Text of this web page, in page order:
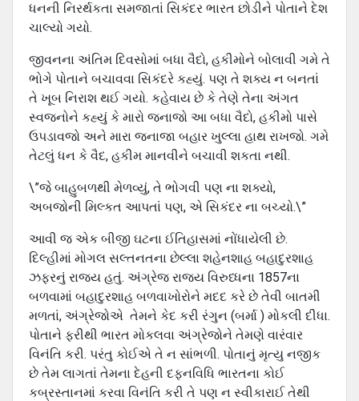
ધનની નિરર્થકતા સમજાતાં સિકંદર ભારત છોડીને પોતાને દેશ
ચાલ્યો ગયો.
જીવનના અંતિમ દિવસોમાં બધા વૈદો, હકીમોને બોલાવી ગમે તે
ભોગે પોતાને બચાવવા સિકંદરે કહ્યું. પણ તે શક્ય ન બનતાં
તે ખૂબ નિરાશ થઈ ગયો. કહેવાય છે કે તેણે તેના અંગત
સ્વજનોને કહ્યું કે મારો જનાજો આ બધા વૈદો, હકીમો પાસે
ઉપડાવજો અને મારા જનાજા બહાર ખુલ્લા હાથ રાખજો. ગમે
તેટલું ધન કે વૈદ, હકીમ માનવીને બચાવી શકતા નથી.
\”જે બાહુબળથી મેળવ્યું, તે ભોગવી પણ ના શક્યો,
અબજોની મિલ્કત આપતાં પણ, એ સિકંદર ના બચ્યો.\”
આવી જ એક બીજી ઘટના ઈતિહાસમાં નોંધાયેલી છે.
દિલ્હીમાં મોગલ સલ્તનતના છેલ્લા શહેનશાહ બહાદુરશાહ
ઝફરનું રાજ્ય હતું. અંગ્રેજ રાજ્ય વિરુધ્ધના 1857ના
બળવામાં બહાદુરશાહ બળવાખોરોને મદદ કરે છે તેવી બાતમી
મળતાં, અંગ્રેજોએ તેમને કેદ કરી રંગુન (બર્મા ) મોકલી દીધા.
પોતાને ફરીથી ભારત મોકલવા અંગ્રેજોને તેમણે વારંવાર
વિનંતિ કરી. પરંતુ કોઈએ તે ન સાંભળી. પોતાનું મૃત્યુ નજીક
છે તેમ લાગતાં તેમના દેહની દફનવિધિ ભારતના કોઈ
કબ્રસ્તાનમાં કરવા વિનંતિ કરી તે પણ ન સ્વીકારાઈ તેથી